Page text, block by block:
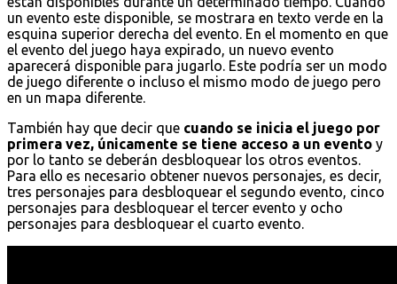
un evento este disponible, se mostrara en texto verde en la
esquina superior derecha del evento. En el momento en que
el evento del juego haya expirado, un nuevo evento
aparecerá disponible para jugarlo. Este podría ser un modo
de juego diferente o incluso el mismo modo de juego pero
en un mapa diferente.
También hay que decir que cuando se inicia el juego por
primera vez, únicamente se tiene acceso a un evento y
por lo tanto se deberán desbloquear los otros eventos.
Para ello es necesario obtener nuevos personajes, es decir,
tres personajes para desbloquear el segundo evento, cinco
personajes para desbloquear el tercer evento y ocho
personajes para desbloquear el cuarto evento.